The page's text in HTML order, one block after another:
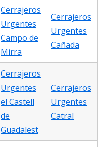
Cerrajeros
Urgentes
Campo de
Mirra
Cerrajeros
Urgentes
Cañada
Cerrajeros
Urgentes
el Castell
de
Guadalest
Cerrajeros
Urgentes
Catral